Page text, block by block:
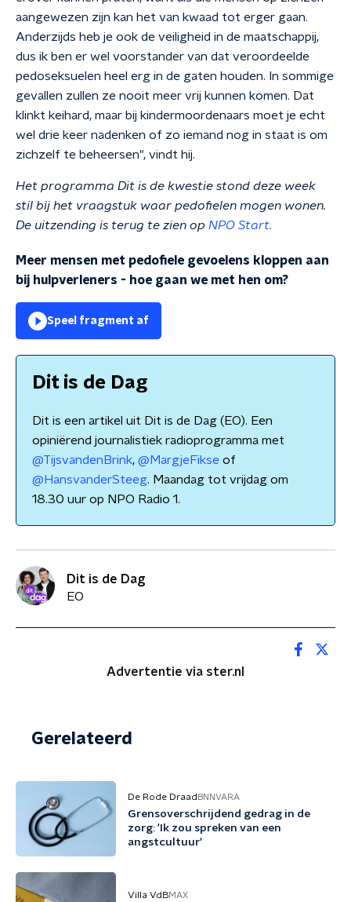
aangewezen zijn kan het van kwaad tot erger gaan.
Anderzijds heb je ook de veiligheid in de maatschappij,
dus ik ben er wel voorstander van dat veroordeelde
pedoseksuelen heel erg in de gaten houden. In sommige
gevallen zullen ze nooit meer vrij kunnen komen. Dat
klinkt keihard, maar bij kindermoordenaars moet je echt
wel drie keer nadenken of zo iemand nog in staat is om
zichzelf te beheersen", vindt hij.
Het programma Dit is de kwestie stond deze week
stil bij het vraagstuk waar pedofielen mogen wonen.
De uitzending is terug te zien op NPO Start.
Meer mensen met pedofiele gevoelens kloppen aan
bij hulpverleners - hoe gaan we met hen om?
Speel fragment af
Dit is de Dag
Dit is een artikel uit Dit is de Dag (EO). Een
opiniërend journalistiek radioprogramma met
@TijsvandenBrink, @MargjeFikse of
@HansvanderSteeg. Maandag tot vrijdag om
18.30 uur op NPO Radio 1.
Dit is de Dag
EO
Advertentie via ster.nl
Gerelateerd
De Rode Draad BNNVARA
Grensoverschrijdend gedrag in de
zorg: 'Ik zou spreken van een
angstcultuur'
Villa VdBMAX